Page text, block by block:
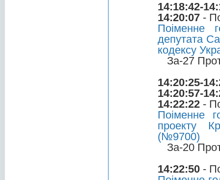
14:18:42-
14:20:07 -
Поіменне
депутата
кодексу
За-27
14:20:25-
14:20:57-
14:22:22 -
Поіменне
проекту
(№9700)
За-20
14:22:50 -